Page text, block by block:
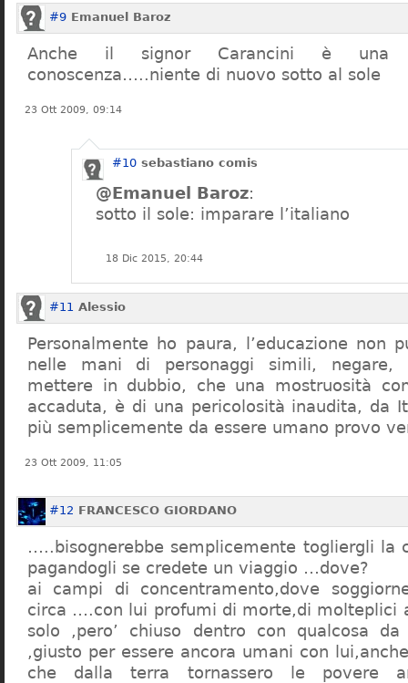
#9 Emanuel Baroz
Anche il signor Carancini è una
conoscenza…..niente di nuovo sotto al sole
23 Ott 2009, 09:14
#10 sebastiano comis
@Emanuel Baroz:
sotto il sole: imparare l’italiano
18 Dic 2015, 20:44
#11 Alessio
Personalmente ho paura, l’educazione non
nelle mani di personaggi simili, negare,
mettere in dubbio, che una mostruosità
accaduta, è di una pericolosità inaudita, da
più semplicemente da essere umano provo
23 Ott 2009, 11:05
#12 FRANCESCO GIORDANO
…..bisognerebbe semplicemente togliergli la
pagandogli se credete un viaggio …dove?
ai campi di concentramento,dove
circa ….con lui profumi di morte,di molteplici
solo ,pero’ chiuso dentro con qualcosa
,giusto per essere ancora umani con
che dalla terra tornassero le povere